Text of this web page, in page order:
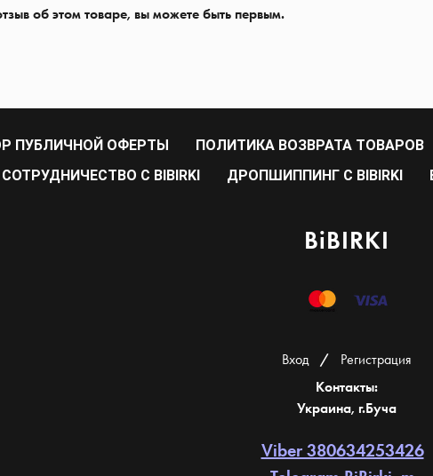
об этом товаре, вы можете быть первым.
ПУБЛИЧНОЙ ОФЕРТЫ ПОЛИТИКА ВОЗВРАТА ТОВАРОВ
CОТРУДНИЧЕСТВО С BIBIRKI ДРОПШИППИНГ С BIBIRKI
BiBIRKI
Вход /
Регистрация
Контакты:
Украина, г.Буча
Viber 380634253426